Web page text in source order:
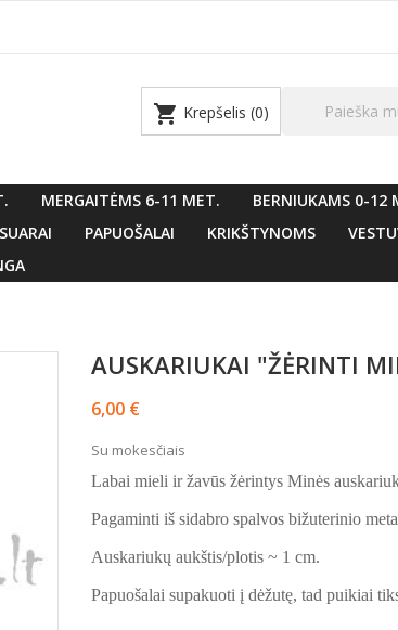
shopping_cart Krepšelis (0)
MERGAITĖMS 6-11 MET. BERNIUKAMS 0-12
PAPUOŠALAI KRIKŠTYNOMS
AUSKARIUKAI "ŽĖRINTI
6,00 €
Su mokesčiais
Labai mieli ir žavūs žėrintys Minės
Pagaminti iš sidabro spalvos bižuterinio
Auskariukų aukštis/plotis ~ 1 cm.
Papuošalai supakuoti į dėžutę, tad puikiai